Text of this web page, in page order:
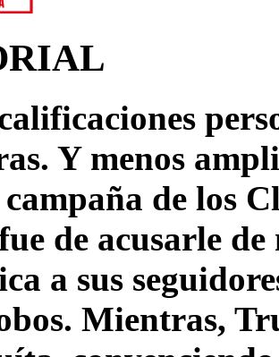
Y menos
de los
de acusarle
a sus
Mientras,